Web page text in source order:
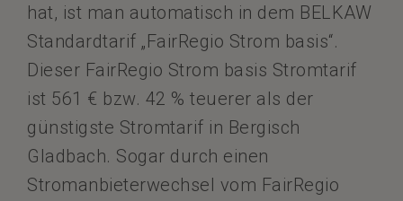
hat, ist man automatisch in dem BELKAW
Standardtarif „FairRegio Strom basis“.
Dieser FairRegio Strom basis Stromtarif
ist 561 € bzw. 42 % teuerer als der
günstigste Stromtarif in Bergisch
Gladbach. Sogar durch einen
Stromanbieterwechsel vom FairRegio